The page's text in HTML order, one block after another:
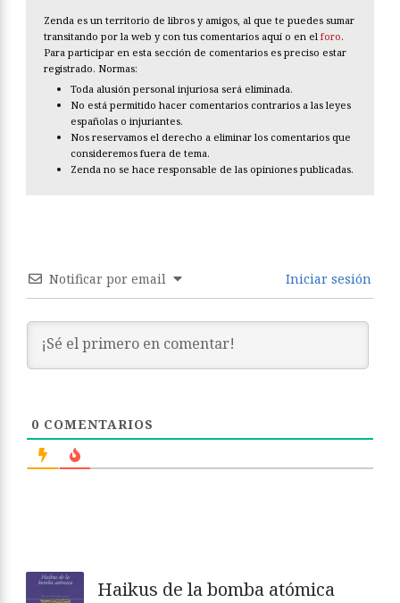
Zenda es un territorio de libros y amigos, al que te puedes sumar
transitando por la web y con tus comentarios aquí o en el foro.
Para participar en esta sección de comentarios es preciso estar
registrado. Normas:
Toda alusión personal injuriosa será eliminada.
No está permitido hacer comentarios contrarios a las leyes
españolas o injuriantes.
Nos reservamos el derecho a eliminar los comentarios que
consideremos fuera de tema.
Zenda no se hace responsable de las opiniones publicadas.
Notificar por email Iniciar sesión
0 COMENTARIOS
Haikus de la bomba atómica